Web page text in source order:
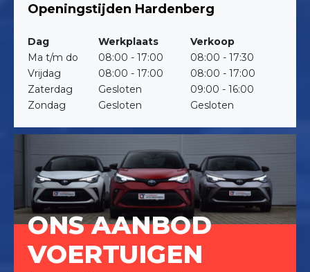
Openingstijden Hardenberg
Dag Werkplaats
Verkoop
Ma t/m do
08:00 - 17:00
08:00 - 17:30
Vrijdag
08:00 - 17:00
08:00 - 17:00
Zaterdag
Gesloten
09:00 - 16:00
Zondag
Gesloten Gesloten
ONS AANBOD
VOERTUIGEN